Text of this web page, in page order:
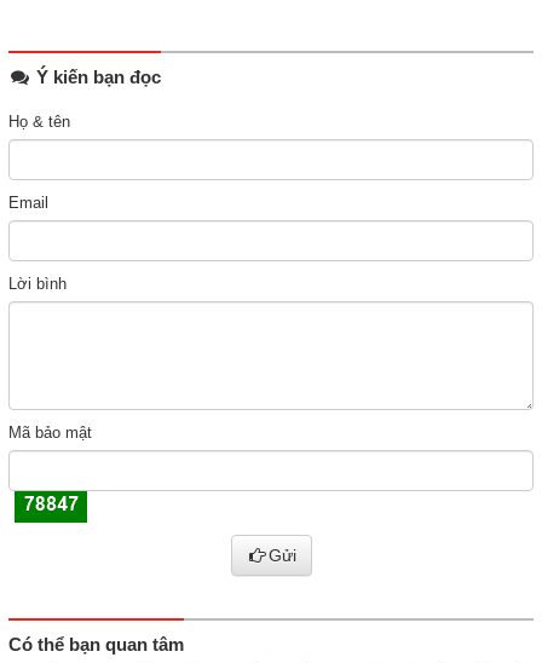
Ý kiến bạn đọc
Họ & tên
Email
Lời bình
Mã bảo mật
Gửi
Có thể bạn quan tâm